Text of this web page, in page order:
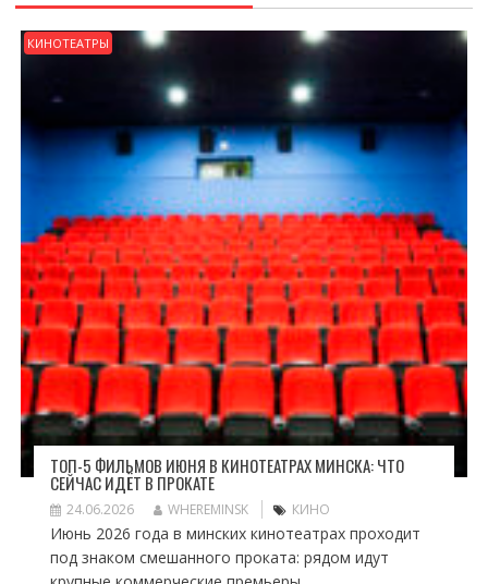
КИНОТЕАТРЫ
ТОП-5 ФИЛЬМОВ ИЮНЯ В КИНОТЕАТРАХ МИНСКА: ЧТО
СЕЙЧАС ИДЁТ В ПРОКАТЕ
24.06.2026 WHEREMINSK КИНО
Июнь 2026 года в минских кинотеатрах проходит
под знаком смешанного проката: рядом идут